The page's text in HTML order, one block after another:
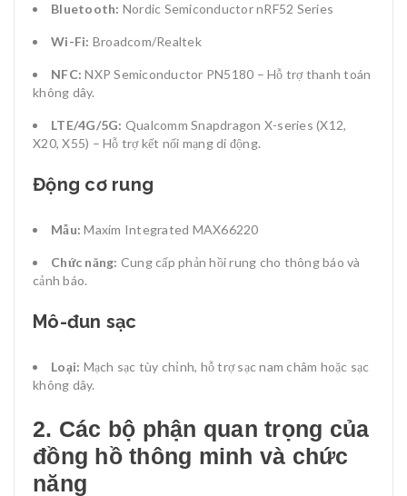
Bluetooth: Nordic Semiconductor nRF52 Series
Wi-Fi: Broadcom/Realtek
NFC: NXP Semiconductor PN5180 – Hỗ trợ thanh toán
không dây.
LTE/4G/5G: Qualcomm Snapdragon X-series (X12,
X20, X55) – Hỗ trợ kết nối mạng di động.
Động cơ rung
Mẫu: Maxim Integrated MAX66220
Chức năng: Cung cấp phản hồi rung cho thông báo và
cảnh báo.
Mô-đun sạc
Loại: Mạch sạc tùy chỉnh, hỗ trợ sạc nam châm hoặc sạc
không dây.
2. Các bộ phận quan trọng của
đồng hồ thông minh và chức
năng